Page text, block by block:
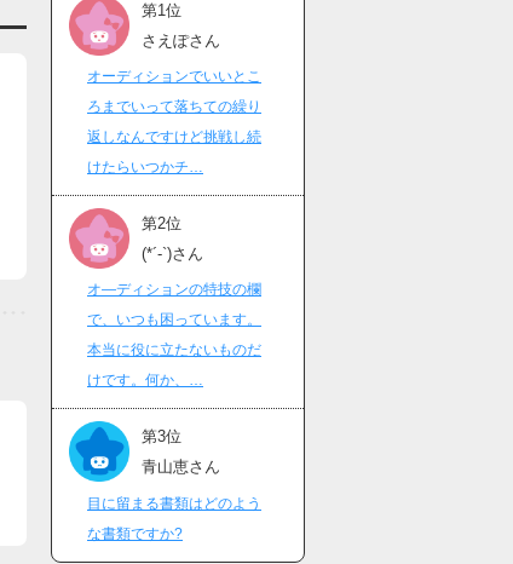
第1位
さえぽさん
オーディションでいいとこ
ろまでいって落ちての繰り
返しなんですけど挑戦し続
けたらいつかチ…
第2位
(*´-`)さん
オ―ディションの特技の欄
で、いつも困っています。
本当に役に立たないものだ
けです。何か、…
第3位
青山恵さん
目に留まる書類はどのよう
な書類ですか?